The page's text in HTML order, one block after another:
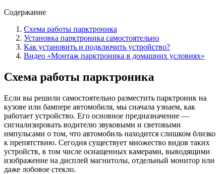
Содержание
Схема работы парктроника
Установка парктроника самостоятельно
Как установить и подключить устройство?
Видео «Монтаж парктроника в домашних условиях»
Схема работы парктроника
Если вы решили самостоятельно разместить парктроник на
кузове или бампере автомобиля, мы сначала узнаем, как
работает устройство. Его основное предназначение —
сигнализировать водителю звуковыми и световыми
импульсами о том, что автомобиль находится слишком близко
к препятствию. Сегодня существует множество видов таких
устройств, в том числе оснащенных камерами, выводящими
изображение на дисплей магнитолы, отдельный монитор или
даже лобовое стекло.